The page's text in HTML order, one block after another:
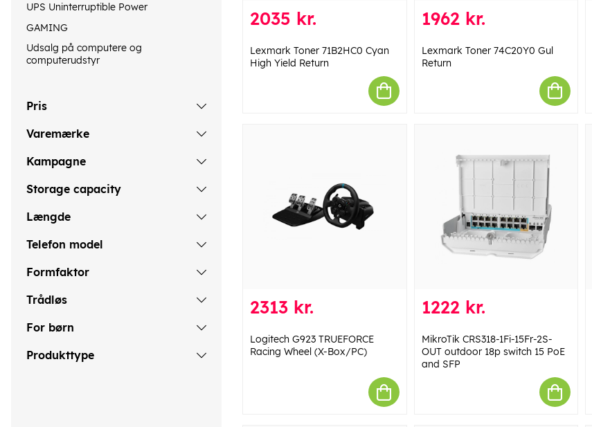
UPS Uninterruptible Power
GAMING
Udsalg på computere og
computerudstyr
Pris
Varemærke
Kampagne
Storage capacity
Længde
Telefon model
Formfaktor
Trådløs
For børn
Produkttype
2035 kr.
Lexmark Toner 71B2HC0 Cyan
High Yield Return
1962 kr.
Lexmark Toner 74C20Y0 Gul
Return
2313 kr.
Logitech G923 TRUEFORCE
Racing Wheel (X-Box/PC)
1222 kr.
MikroTik CRS318-1Fi-15Fr-2S-
OUT outdoor 18p switch 15 PoE
and SFP